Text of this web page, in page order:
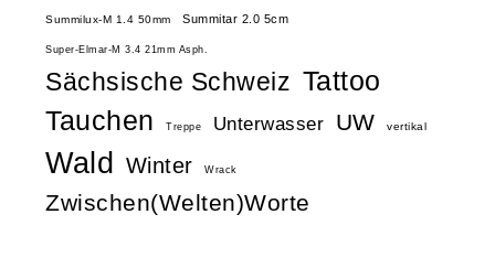
Summilux-M 1.4 50mm Summitar 2.0 5cm
Super-Elmar-M 3.4 21mm Asph.
Sächsische Schweiz Tattoo
Tauchen
Treppe Unterwasser UW vertikal
Wald Winter Wrack
Zwischen(Welten)Worte